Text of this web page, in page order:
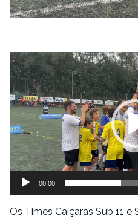
Tocador
de
vídeo
00:00
Os Times Caiçaras Sub 11